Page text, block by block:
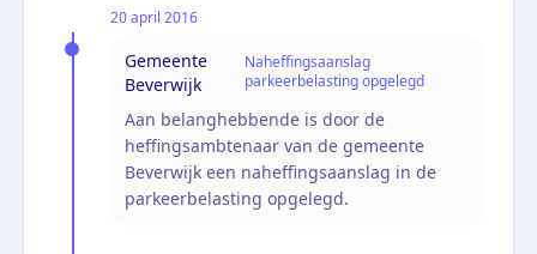
20 april 2016
Gemeente
Beverwijk
Naheffingsaanslag
parkeerbelasting opgelegd
Aan belanghebbende is door de
heffingsambtenaar van de gemeente
Beverwijk een naheffingsaanslag in de
parkeerbelasting opgelegd.